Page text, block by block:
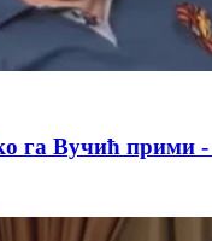
Вучић прими -